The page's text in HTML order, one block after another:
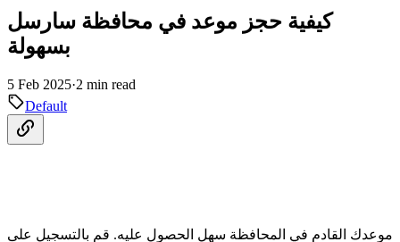
كيفية حجز موعد في محافظة سارسل
بسهولة
5 Feb 2025·2 min read
Default
موعدك القادم في المحافظة سهل الحصول عليه. قم بالتسجيل على